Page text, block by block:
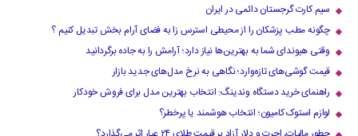
سیم کارت گرجستان دائمی در ایران
چگونه مطب پزشکان را از محیطی استرس زا به فضای آرام بخش تبدیل کنیم ؟
وقتی هیوندای شما به بهترین‌ها نیاز دارد؛ آرامش را به جاده برگردانید
قیمت گوشی‌های تازه‌وارد؛ نگاهی به نرخ مدل‌های جدید بازار
راهنمای خرید دستگاه وندینگ: انتخاب بهترین مدل برای فروش خودکار
لوازم استوک کامیون؛ انتخاب هوشمند یا پرخطر؟